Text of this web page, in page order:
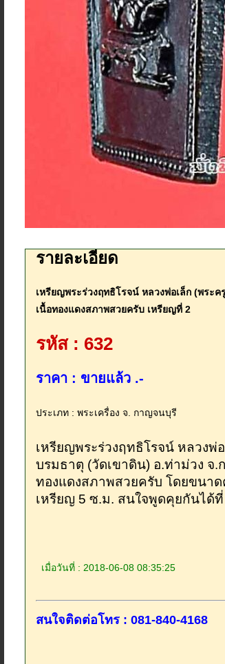
รายละเอียด
เหรียญพระร่วงฤทธิโรจน์ หลวงพ่อเล็ก (พร
เนื้อทองแดงสภาพสวยครับ เหรียญที่ 2
รหัส : 632
ราคา : ขายแล้ว .-
ประเภท : พระเครื่อง จ. กาญจนบุรี
เหรียญพระร่วงฤทธิโรจน์ หลวงพ่
บรมธาตุ (วัดเขาดิน) อ.ท่าม่วง จ
ทองแดงสภาพสวยครับ โดยขนา
เหรียญ 5 ซ.ม. สนใจพูดคุยกันได้ที่
เมื่อวันที่ : 2018-06-08 08:35:25
สนใจติดต่อโทร : 081-840-4168